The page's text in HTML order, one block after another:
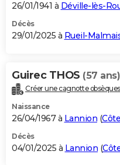
26/01/1941 à Déville-lès-
Décès
29/01/2025 à Rueil-
Guirec THOS (57 ans)
Créer une cagnotte obsèques
Naissance
26/04/1967 à Lannion (
Décès
04/01/2025 à Lannion (